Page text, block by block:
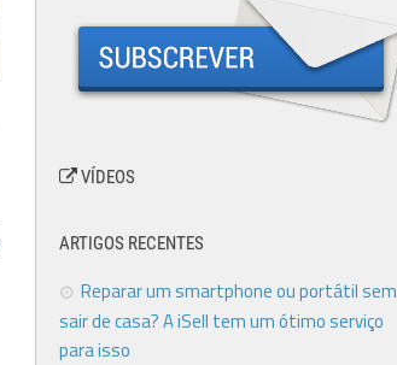
VÍDEOS
ARTIGOS RECENTES
Reparar um smartphone ou portátil sem
sair de casa? A iSell tem um ótimo serviço
para isso